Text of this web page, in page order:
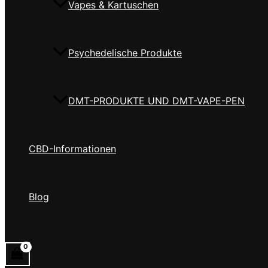
Vapes & Kartuschen
Psychedelische Produkte
DMT-PRODUKTE UND DMT-VAPE-PEN
CBD-Informationen
Blog